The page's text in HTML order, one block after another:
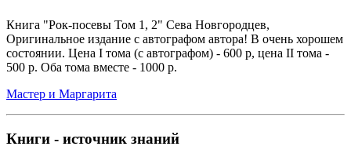
Книга "Рок-посевы Том 1, 2" Сева Новгородцев,
Оригинальное издание с автографом автора! В очень хорошем
состоянии. Цена I тома (с автографом) - 600 р, цена II тома -
500 р. Оба тома вместе - 1000 р.
Мастер и Маргарита
Книги - источник знаний